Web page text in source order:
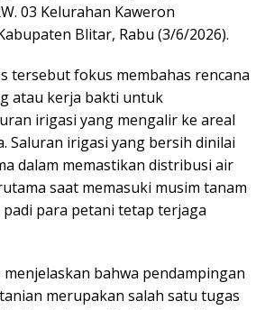
03 Kelurahan Kaweron
Blitar, Rabu (3/6/2026).
tersebut fokus membahas rencana
atau kerja bakti untuk
irigasi yang mengalir ke areal
Saluran irigasi yang bersih dinilai
dalam memastikan distribusi air
saat memasuki musim tanam
para petani tetap terjaga
menjelaskan bahwa pendampingan
merupakan salah satu tugas